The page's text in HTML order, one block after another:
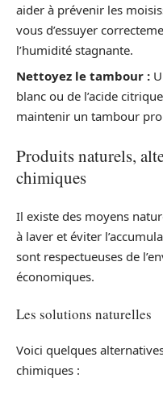
aider à prévenir les
vous d’essuyer
l’humidité stagnante.
Nettoyez le tambour :
blanc ou de l’acide
maintenir un tambour
Produits naturels,
chimiques
Il existe des moyens
à laver et éviter
sont respectueuses de
économiques.
Les solutions naturelles
Voici quelques
chimiques :